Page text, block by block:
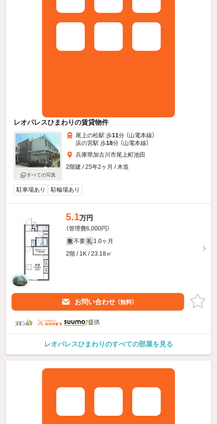
レオパレスひまわりの賃貸物件
すべての写真
尾上の松駅 歩11分 （山電本線）
浜の宮駅 歩18分 （山電本線）
兵庫県加古川市尾上町池田
2階建 / 25年2ヶ月 / 木造
駐車場あり 駐輪場あり
5.1万円
（管理費6,000円）
敷 不要 礼 1.0ヶ月
2階 / 1K / 23.18㎡
お問い合わせ （無料）
提供
レオパレスひまわりのすべての部屋を見る